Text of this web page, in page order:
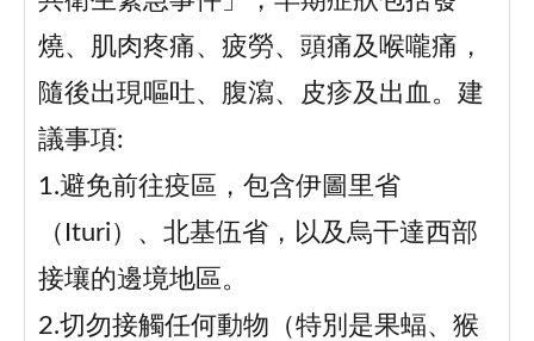
燒、肌肉疼痛、疲勞、頭痛及喉嚨痛，
隨後出現嘔吐、腹瀉、皮疹及出血。建
議事項:
1.避免前往疫區，包含伊圖里省
（Ituri）、北基伍省，以及烏干達西部
接壤的邊境地區。
2.切勿接觸任何動物（特別是果蝠、猴